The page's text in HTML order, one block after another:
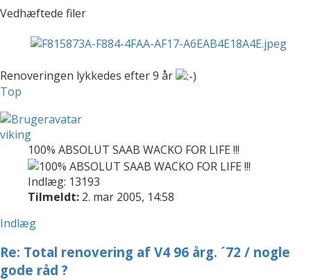
Vedhæftede filer
Renoveringen lykkedes efter 9 år
Top
viking
100% ABSOLUT SAAB WACKO FOR LIFE !!!
Indlæg: 13193
Tilmeldt: 2. mar 2005, 14:58
Indlæg
Re: Total renovering af V4 96 årg. ´72 / nogle
gode råd ?